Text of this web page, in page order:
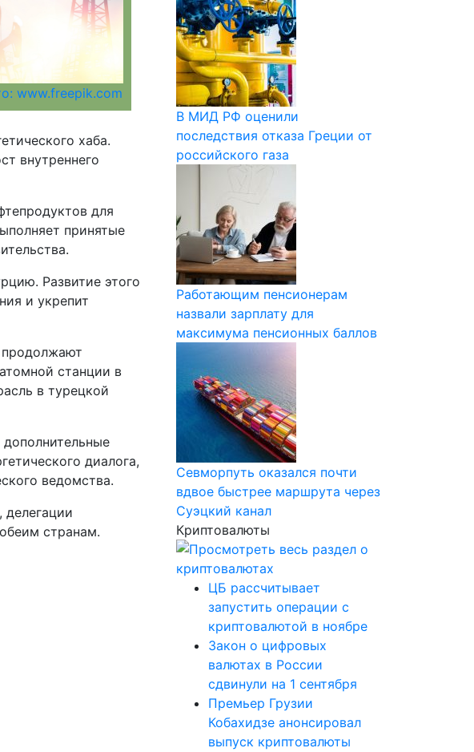
www.freepik.com
хаба.
внутреннего
для
принятые
Развитие этого
и укрепит
станции в
в турецкой
диалога,
ведомства.
странам.
В МИД РФ оценили
последствия отказа Греции от
российского газа
Работающим пенсионерам
назвали зарплату для
максимума пенсионных баллов
Севморпуть оказался почти
вдвое быстрее маршрута через
Суэцкий канал
Криптовалюты
ЦБ рассчитывает
запустить операции с
криптовалютой в ноябре
Закон о цифровых
валютах в России
сдвинули на 1 сентября
Премьер Грузии
Кобахидзе анонсировал
выпуск криптовалюты